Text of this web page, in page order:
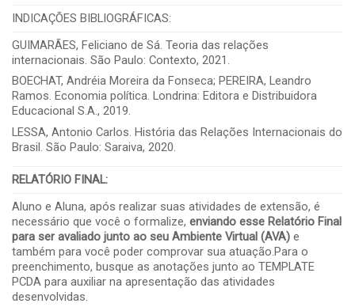
INDICAÇÕES BIBLIOGRÁFICAS:
GUIMARÃES, Feliciano de Sá. Teoria das relações
internacionais. São Paulo: Contexto, 2021.
BOECHAT, Andréia Moreira da Fonseca; PEREIRA, Leandro
Ramos. Economia política. Londrina: Editora e Distribuidora
Educacional S.A., 2019.
LESSA, Antonio Carlos. História das Relações Internacionais do
Brasil. São Paulo: Saraiva, 2020.
RELATÓRIO FINAL:
Aluno e Aluna, após realizar suas atividades de extensão, é
necessário que você o formalize, enviando esse Relatório Final
para ser avaliado junto ao seu Ambiente Virtual (AVA) e
também para você poder comprovar sua atuação.Para o
preenchimento, busque as anotações junto ao TEMPLATE
PCDA para auxiliar na apresentação das atividades
desenvolvidas.